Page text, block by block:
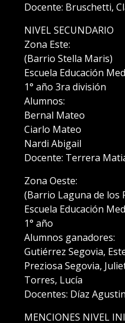
Docente: Bruschetti,
NIVEL SECUNDARIO
Zona Este:
(Barrio Stella Maris)
Escuela Educación
1° año 3ra división
Alumnos:
Bernal Mateo
Ciarlo Mateo
Nardi Abigail
Docente: Terrera
Zona Oeste:
(Barrio Laguna de los
Escuela Educación
1° año
Alumnos ganadores:
Gutiérrez Segovia,
Preziosa Segovia,
Torres, Lucía
Docentes: Díaz
MENCIONES NIVEL